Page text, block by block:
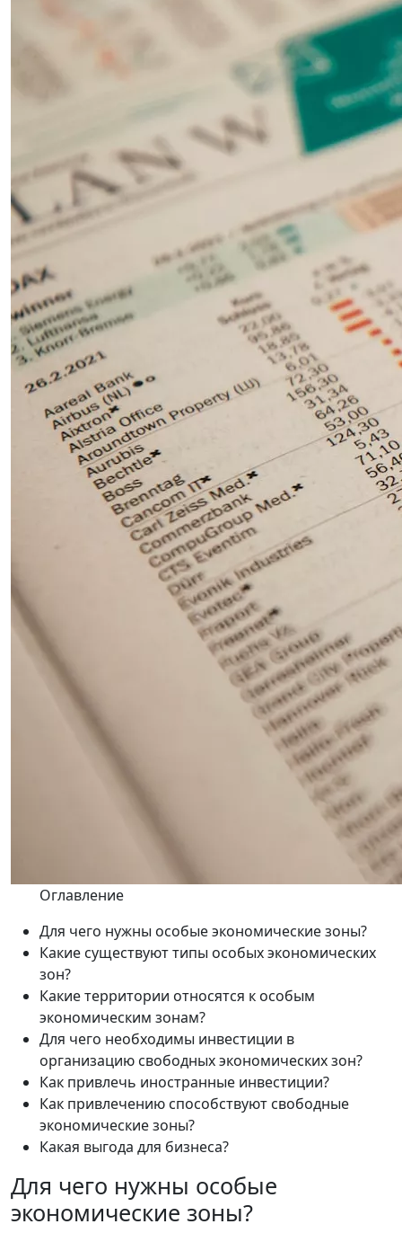
Оглавление
Для чего нужны особые экономические зоны?
Какие существуют типы особых экономических
зон?
Какие территории относятся к особым
экономическим зонам?
Для чего необходимы инвестиции в
организацию свободных экономических зон?
Как привлечь иностранные инвестиции?
Как привлечению способствуют свободные
экономические зоны?
Какая выгода для бизнеса?
Для чего нужны особые
экономические зоны?